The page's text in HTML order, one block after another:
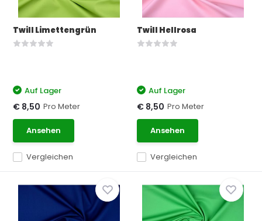
Twill Limettengrün
Vergleichen
Auf Lager
€ 8,50 Pro Meter
Ansehen
Twill Hellrosa
Vergleichen
Auf Lager
€ 8,50 Pro Meter
Ansehen